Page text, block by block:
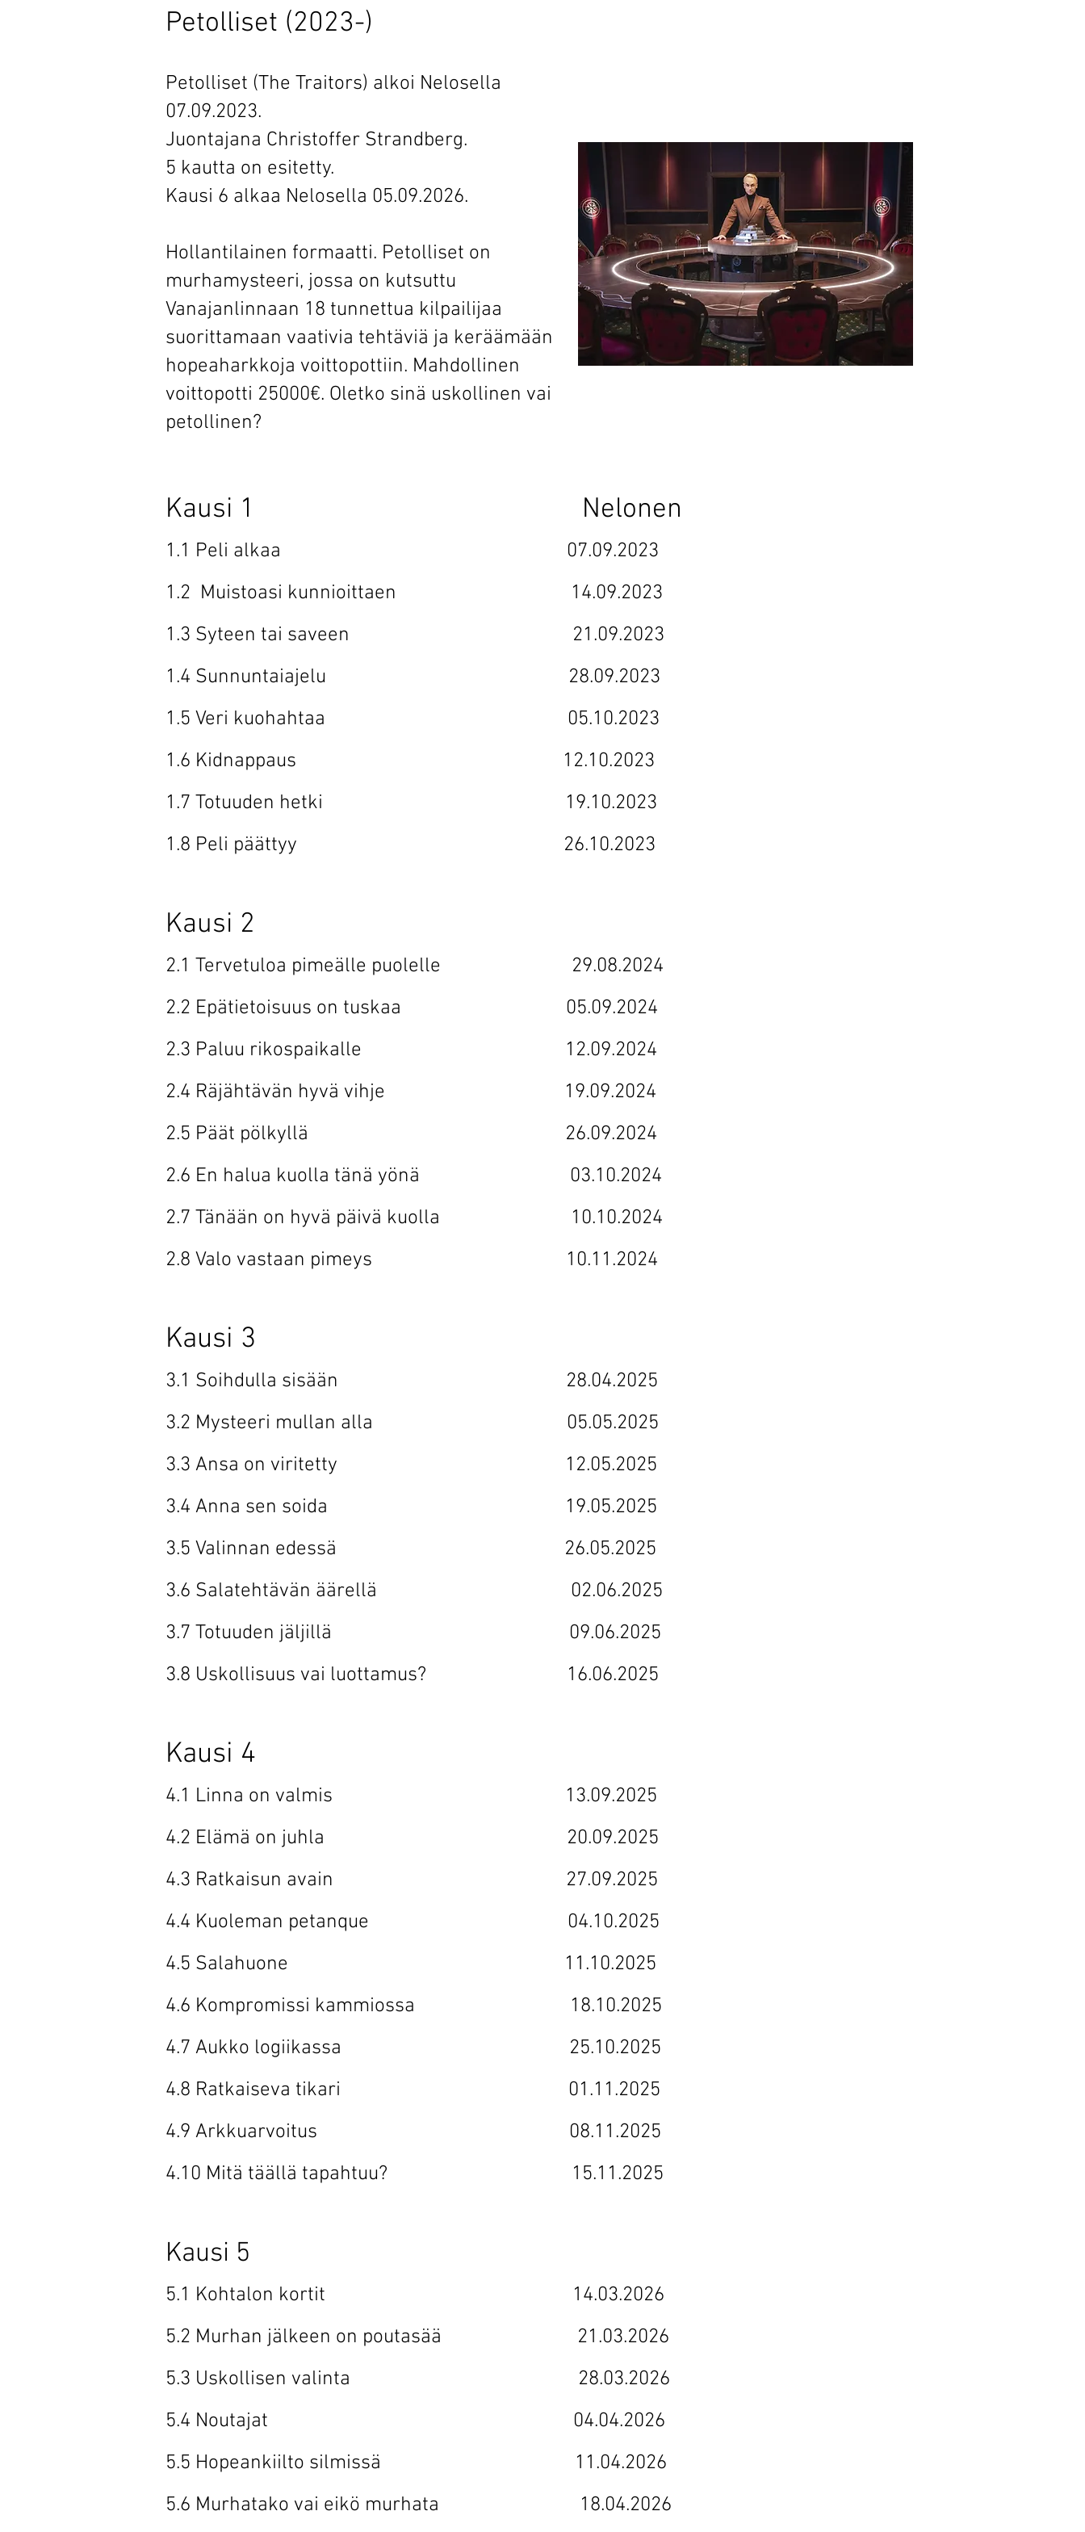
Petolliset (2023-)
Petolliset (The Traitors) alkoi Nelosella
07.09.2023.
Juontajana Christoffer Strandberg.
5 kautta on esitetty.
Kausi 6 alkaa Nelosella 05.09.2026.
Hollantilainen formaatti. Petolliset on
murhamysteeri, jossa on kutsuttu
Vanajanlinnaan 18 tunnettua kilpailijaa
suorittamaan vaativia tehtäviä ja keräämään
hopeaharkkoja voittopottiin. Mahdollinen
voittopotti 25000€. Oletko sinä uskollinen vai
petollinen?
Kausi 1 Nelonen
1.1 Peli alkaa
07.09.2023
1.2 Muistoasi kunnioittaen 14.09.2023
1.3 Syteen tai saveen 21.09.2023
1.4 Sunnuntaiajelu 28.09.2023
1.5 Veri kuohahtaa 05.10.2023
1.6 Kidnappaus 12.10.2023
1.7 Totuuden hetki 19.10.2023
1.8 Peli päättyy 26.10.2023
Kausi 2
2.1 Tervetuloa pimeälle puolelle 29.08.2024
2.2 Epätietoisuus on tuskaa 05.09.2024
2.3 Paluu rikospaikalle 12.09.2024
2.4 Räjähtävän hyvä vihje 19.09.2024
2.5 Päät pölkyllä 26.09.2024
2.6 En halua kuolla tänä yönä 03.10.2024
2.7 Tänään on hyvä päivä kuolla 10.10.2024
2.8 Valo vastaan pimeys 10.11.2024
Kausi 3
3.1 Soihdulla sisään 28.04.2025
3.2 Mysteeri mullan alla 05.05.2025
3.3 Ansa on viritetty 12.05.2025
3.4 Anna sen soida 19.05.2025
3.5 Valinnan edessä 26.05.2025
3.6 Salatehtävän äärellä 02.06.2025
3.7 Totuuden jäljillä 09.06.2025
3.8 Uskollisuus vai luottamus? 16.06.2025
Kausi 4
4.1 Linna on valmis 13.09.2025
4.2 Elämä on juhla 20.09.2025
4.3 Ratkaisun avain 27.09.2025
4.4 Kuoleman petanque 04.10.2025
4.5 Salahuone 11.10.2025
4.6 Kompromissi kammiossa 18.10.2025
4.7 Aukko logiikassa 25.10.2025
4.8 Ratkaiseva tikari 01.11.2025
4.9 Arkkuarvoitus 08.11.2025
4.10 Mitä täällä tapahtuu? 15.11.2025
Kausi 5
5.1 Kohtalon kortit 14.03.2026
5.2 Murhan jälkeen on poutasää 21.03.2026
5.3 Uskollisen valinta 28.03.2026
5.4 Noutajat 04.04.2026
5.5 Hopeankiilto silmissä 11.04.2026
5.6 Murhatako vai eikö murhata 18.04.2026